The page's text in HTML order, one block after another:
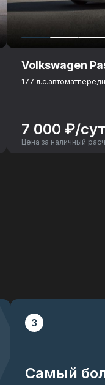
Volkswagen
177 л.с.автомат
7 000 ₽/сут
Цена за наличный
3
Самый